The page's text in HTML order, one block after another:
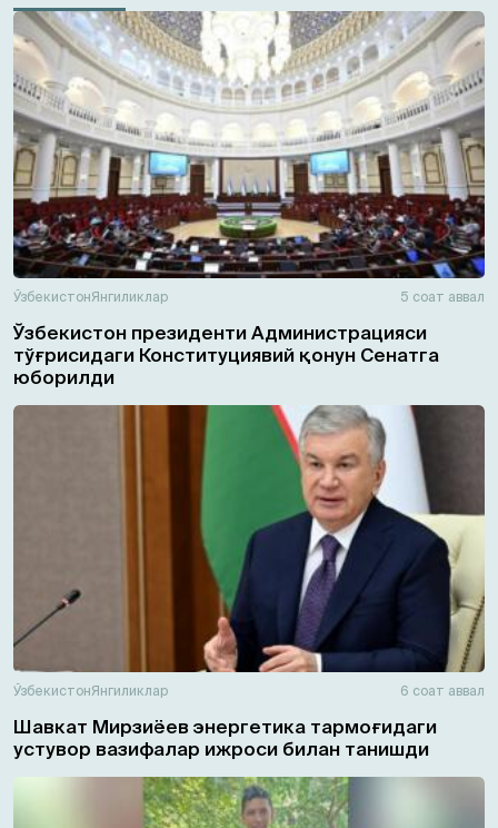
ЎзбекистонЯнгиликлар 5 соат аввал
Ўзбекистон президенти Администрацияси
тўғрисидаги Конституциявий қонун Сенатга
юборилди
ЎзбекистонЯнгиликлар 6 соат аввал
Шавкат Мирзиёев энергетика тармоғидаги
устувор вазифалар ижроси билан танишди